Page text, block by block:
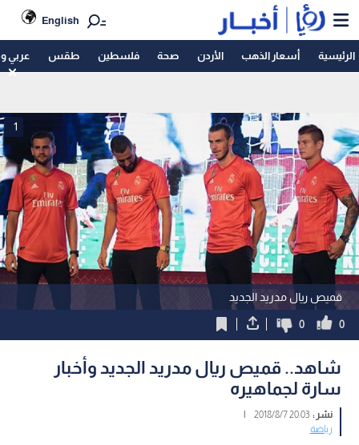
English
الرئيسية أسعار الذهب الأردن صحة فلسطين طقس عربي
قميص ريال مدريد الجديد
1
0
0
شاهد.. قميص ريال مدريد الجديد وأخبار
سارة لجماهيره
نشر :20:03 2018/8/7
|
رياضة